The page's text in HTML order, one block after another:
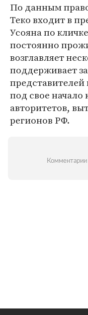
По данным
Теко входит в
Усояна по
постоянно
возглавляет
поддерживает
под свое
авторитетов,
регионов РФ.
Комментарии